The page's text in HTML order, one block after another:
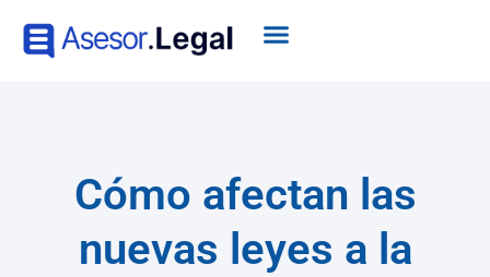
Cómo afectan las
nuevas leyes a la